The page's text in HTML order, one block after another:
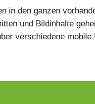
in den ganzen
und Bildinhalte
verschiedene mobile